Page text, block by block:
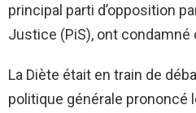
principal parti d’opposition
Justice (PiS), ont condamné
La Diète était en train de
politique générale prononcé